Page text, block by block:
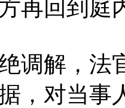
再回到庭
调解，法
，对当事